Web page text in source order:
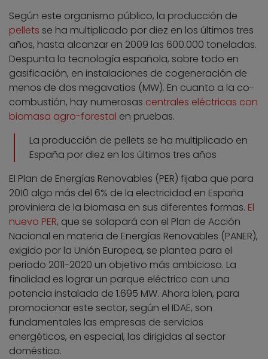
Según este organismo público, la producción de
pellets se ha multiplicado por diez en los últimos tres
años, hasta alcanzar en 2009 las 600.000 toneladas.
Despunta la tecnología española, sobre todo en
gasificación, en instalaciones de cogeneración de
menos de dos megavatios (MW). En cuanto a la co-
combustión, hay numerosas centrales eléctricas con
biomasa agro-forestal en pruebas.
La producción de pellets se ha multiplicado en
España por diez en los últimos tres años
El Plan de Energías Renovables (PER) fijaba que para
2010 algo más del 6% de la electricidad en España
proviniera de la biomasa en sus diferentes formas. El
nuevo PER, que se solapará con el Plan de Acción
Nacional en materia de Energías Renovables (PANER),
exigido por la Unión Europea, se plantea para el
periodo 2011-2020 un objetivo más ambicioso. La
finalidad es lograr un parque eléctrico con una
potencia instalada de 1.695 MW. Ahora bien, para
promocionar este sector, según el IDAE, son
fundamentales las empresas de servicios
energéticos, en especial, las dirigidas al sector
doméstico.